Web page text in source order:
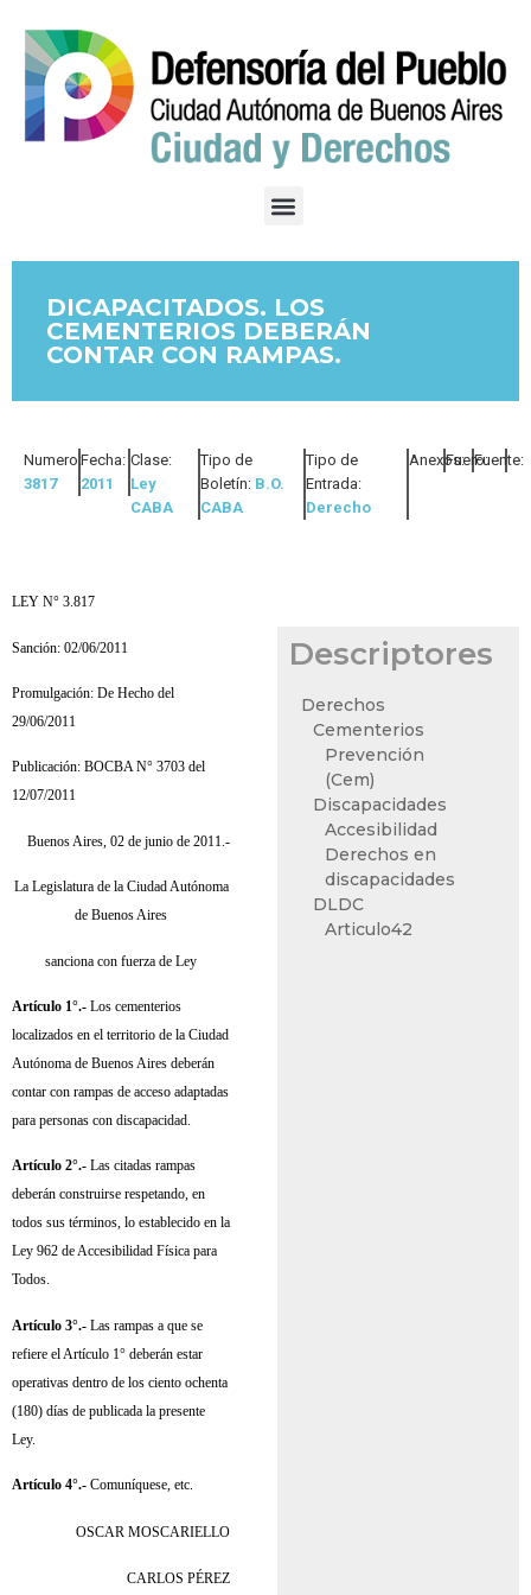
DICAPACITADOS. LOS
CEMENTERIOS DEBERÁN
CONTAR CON RAMPAS.
Numero:
3817
Fecha:
2011
Clase:
Ley
CABA
Tipo de
Boletín: B.O.
CABA
Tipo de
Entrada:
Derecho
Anexos:Fuero:Fuente:
LEY N° 3.817
Sanción: 02/06/2011
Promulgación: De Hecho del
29/06/2011
Publicación: BOCBA N° 3703 del
12/07/2011
Buenos Aires, 02 de junio de 2011.-
La Legislatura de la Ciudad Autónoma
de Buenos Aires
sanciona con fuerza de Ley
Artículo 1°.- Los cementerios
localizados en el territorio de la Ciudad
Autónoma de Buenos Aires deberán
contar con rampas de acceso adaptadas
para personas con discapacidad.
Artículo 2°.- Las citadas rampas
deberán construirse respetando, en
todos sus términos, lo establecido en la
Ley 962 de Accesibilidad Física para
Todos.
Artículo 3°.- Las rampas a que se
refiere el Artículo 1° deberán estar
operativas dentro de los ciento ochenta
(180) días de publicada la presente
Ley.
Artículo 4°.- Comuníquese, etc.
OSCAR MOSCARIELLO
CARLOS PÉREZ
Descriptores
Derechos
Cementerios
Prevención
(Cem)
Discapacidades
Accesibilidad
Derechos en
discapacidades
DLDC
Articulo42